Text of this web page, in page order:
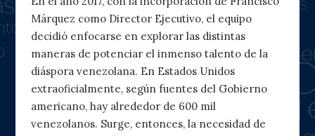
Márquez como Director Ejecutivo, el equipo
decidió enfocarse en explorar las distintas
maneras de potenciar el inmenso talento de la
diáspora venezolana. En Estados Unidos
extraoficialmente, según fuentes del Gobierno
americano, hay alrededor de 600 mil
venezolanos. Surge, entonces, la necesidad de